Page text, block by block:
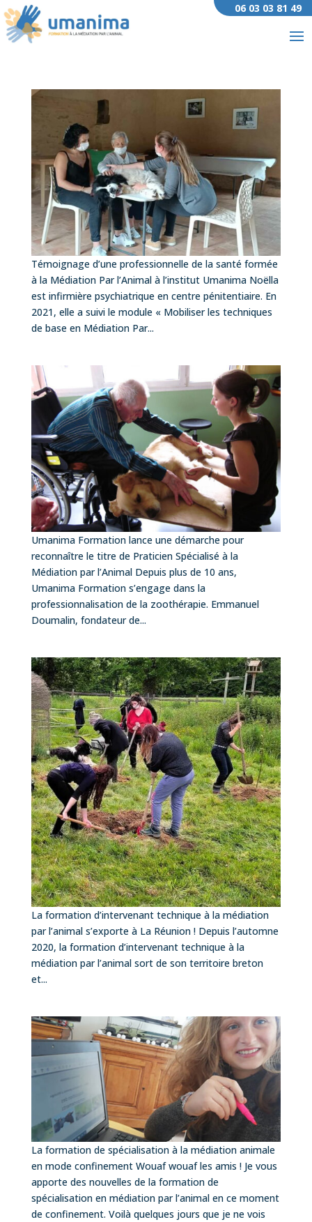
06 03 03 81 49
Témoignage d’une professionnelle de la santé formée
à la Médiation Par l’Animal à l’institut Umanima Noëlla
est infirmière psychiatrique en centre pénitentiaire. En
2021, elle a suivi le module « Mobiliser les techniques
de base en Médiation Par...
Umanima Formation lance une démarche pour
reconnaître le titre de Praticien Spécialisé à la
Médiation par l’Animal Depuis plus de 10 ans,
Umanima Formation s’engage dans la
professionnalisation de la zoothérapie. Emmanuel
Doumalin, fondateur de...
La formation d’intervenant technique à la médiation
par l’animal s’exporte à La Réunion ! Depuis l’automne
2020, la formation d’intervenant technique à la
médiation par l’animal sort de son territoire breton
et...
La formation de spécialisation à la médiation animale
en mode confinement Wouaf wouaf les amis ! Je vous
apporte des nouvelles de la formation de
spécialisation en médiation par l’animal en ce moment
de confinement. Voilà quelques jours que je ne vois